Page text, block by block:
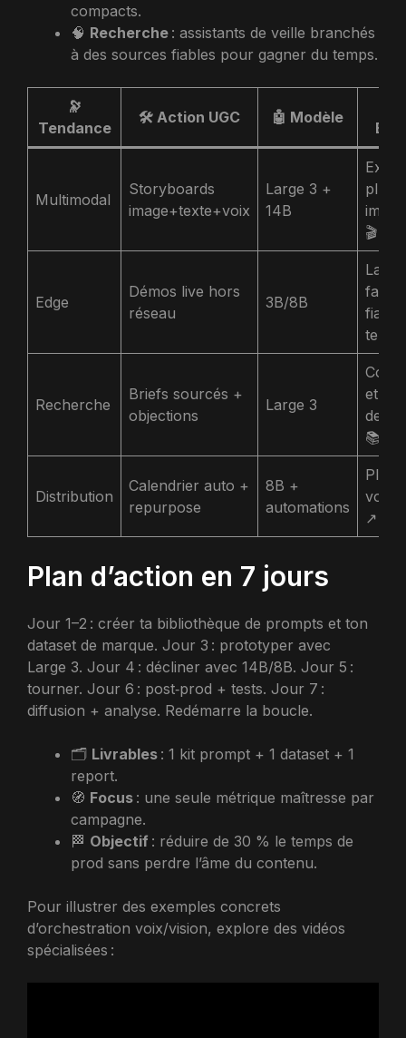
compacts.
🧠 Recherche : assistants de veille branchés
à des sources fiables pour gagner du temps.
🔭
Tendance
🛠️ Action UGC 🤖 Modèle
Multimodal
Storyboards
image+texte+voix
Large 3 +
14B
plus
🎬
Edge
Démos live hors
réseau
3B/8B
faible,
Recherche
Briefs sourcés +
objections
Large 3
et
de
📚
Distribution
Calendrier auto +
repurpose
8B +
automations
Plus
↗️
Plan d’action en 7 jours
Jour 1–2 : créer ta bibliothèque de prompts et ton
dataset de marque. Jour 3 : prototyper avec
Large 3. Jour 4 : décliner avec 14B/8B. Jour 5 :
tourner. Jour 6 : post‑prod + tests. Jour 7 :
diffusion + analyse. Redémarre la boucle.
🗂️ Livrables : 1 kit prompt + 1 dataset + 1
report.
🧭 Focus : une seule métrique maîtresse par
campagne.
🏁 Objectif : réduire de 30 % le temps de
prod sans perdre l’âme du contenu.
Pour illustrer des exemples concrets
d’orchestration voix/vision, explore des vidéos
spécialisées :